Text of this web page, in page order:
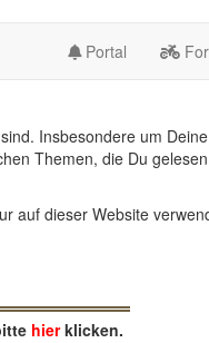
Portal
Insbesondere um
Themen, die Du
auf dieser Website
hierklicken.